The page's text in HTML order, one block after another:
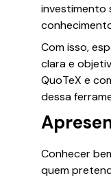
investimento
Com isso,
clara e
QuoTeX e
dessa
Conhecer
quem